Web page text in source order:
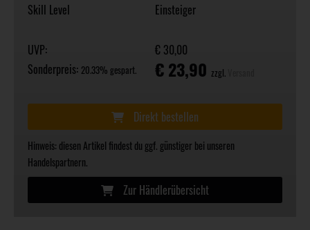
Skill Level
Einsteiger
UVP:
€ 30,00
Sonderpreis: 20.33% gespart. € 23,90 zzgl.
Direkt bestellen
Hinweis: diesen Artikel findest du ggf. günstiger bei unseren
Handelspartnern.
Zur Händlerübersicht